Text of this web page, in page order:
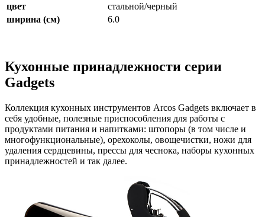
цвет
стальной/черный
ширина (см)
6.0
Кухонные принадлежности серии
Gadgets
Коллекция кухонных инструментов Arcos Gadgets включает в
себя удобные, полезные приспособления для работы с
продуктами питания и напитками: штопоры (в том числе и
многофункциональные), орехоколы, овощечистки, ножи для
удаления сердцевины, прессы для чеснока, наборы кухонных
принадлежностей и так далее.